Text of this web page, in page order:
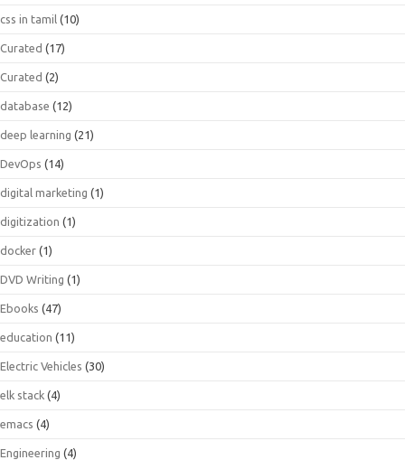
css in tamil (10)
Curated (17)
Curated (2)
database (12)
deep learning (21)
DevOps (14)
digital marketing (1)
digitization (1)
docker (1)
DVD Writing (1)
Ebooks (47)
education (11)
Electric Vehicles (30)
elk stack (4)
emacs (4)
Engineering (4)